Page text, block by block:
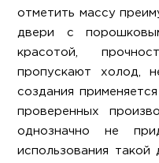
отметить массу
двери с
красотой,
пропускают холод,
создания
проверенных
однозначно не
использования